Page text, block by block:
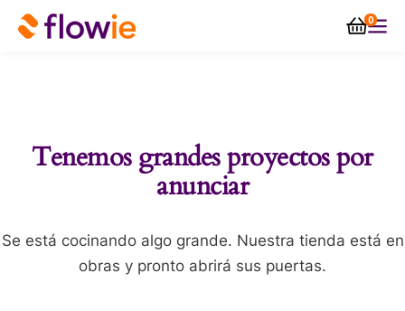
0
Tenemos grandes proyectos por
anunciar
Se está cocinando algo grande. Nuestra tienda está en
obras y pronto abrirá sus puertas.